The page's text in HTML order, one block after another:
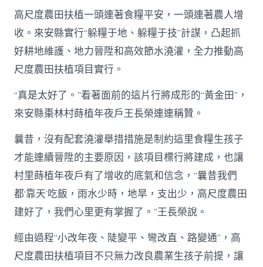
網”
農
田
扶
植
中
國
網〉
高尺度農田扶植一頭連著食糧平安，一頭連著農人增
收。來安縣實行“躲糧于地、躲糧于技”計謀，凸起抓
好耕地維護、地力晉陞和高效節水澆灌，全力推動高
尺度農田扶植項目實行。
“真是太好了。”看著面前的這片行將成形的“黃金田”，
來安縣棗林村蒔植年夜戶王長榮連連稱贊。
曩昔，沒有配套澆灌舉措措施是制約這里食糧生孩子
才能連續晉陞的主要原因，該項目標行將建成，也讓
村里蒔植年夜戶有了增收的底氣和信念，“曩昔我們
都‘靠天’吃飯，雨水少時，地旱，支出少，高尺度農田
建好了，我們心里更有掌握了。”王長榮說。
經由過程“小改年夜、陡變平、彎改直、路變通”，高
尺度農田扶植項目不只無力改良農業生孩子前提，讓